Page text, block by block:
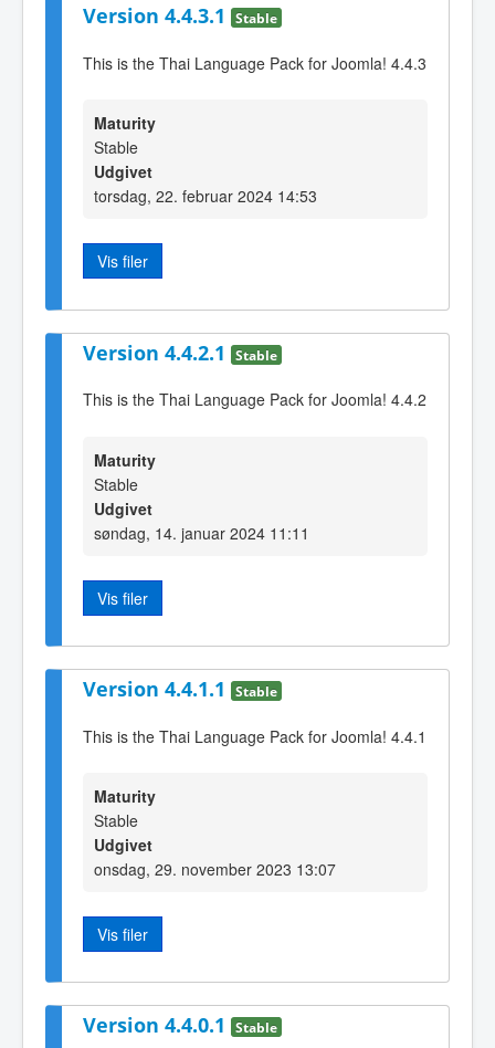
Version 4.4.3.1 Stable
This is the Thai Language Pack for Joomla! 4.4.3
Maturity
Stable
Udgivet
torsdag, 22. februar 2024 14:53
Vis filer
Version 4.4.2.1 Stable
This is the Thai Language Pack for Joomla! 4.4.2
Maturity
Stable
Udgivet
søndag, 14. januar 2024 11:11
Vis filer
Version 4.4.1.1 Stable
This is the Thai Language Pack for Joomla! 4.4.1
Maturity
Stable
Udgivet
onsdag, 29. november 2023 13:07
Vis filer
Version 4.4.0.1 Stable